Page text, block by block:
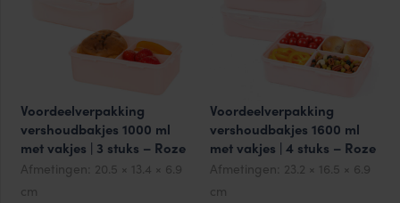
Voordeelverpakking
vershoudbakjes 1000 ml
met vakjes | 3 stuks – Roze
Afmetingen: 20.5 × 13.4 × 6.9
cm
Voordeelverpakking
vershoudbakjes 1600 ml
met vakjes | 4 stuks – Roze
Afmetingen: 23.2 × 16.5 × 6.9
cm